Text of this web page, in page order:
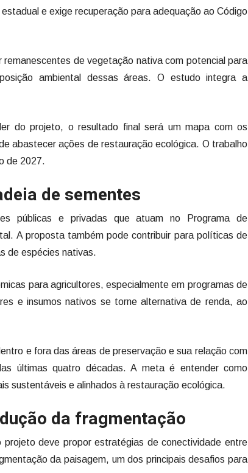
e exige recuperação para adequação ao Código
de vegetação nativa com potencial para
ambiental dessas áreas. O estudo integra a
do projeto, o resultado final será um mapa com os
abastecer ações de restauração ecológica. O trabalho
de 2027.
de sementes
públicas e privadas que atuam no Programa de
A proposta também pode contribuir para políticas de
de espécies nativas.
para agricultores, especialmente em programas de
e insumos nativos se torne alternativa de renda, ao
e fora das áreas de preservação e sua relação com
últimas quatro décadas. A meta é entender como
sustentáveis e alinhados à restauração ecológica.
da fragmentação
deve propor estratégias de conectividade entre
da paisagem, um dos principais desafios para